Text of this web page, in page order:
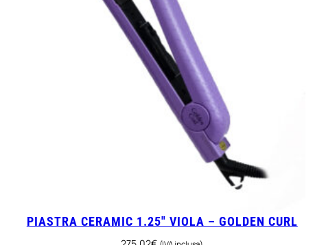
PIASTRA CERAMIC 1.25″ VIOLA – GOLDEN CURL